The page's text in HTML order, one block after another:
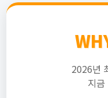
2026년
지